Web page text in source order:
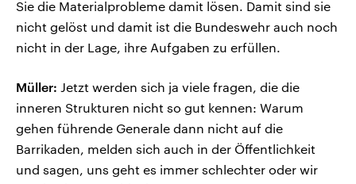
Sie die Materialprobleme damit lösen. Damit sind sie
nicht gelöst und damit ist die Bundeswehr auch noch
nicht in der Lage, ihre Aufgaben zu erfüllen.
Müller: Jetzt werden sich ja viele fragen, die die
inneren Strukturen nicht so gut kennen: Warum
gehen führende Generale dann nicht auf die
Barrikaden, melden sich auch in der Öffentlichkeit
und sagen, uns geht es immer schlechter oder wir